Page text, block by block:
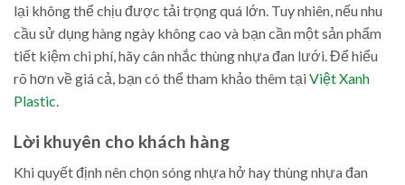
lại không thể chịu được tải trọng quá lớn. Tuy nhiên, nếu nhu
cầu sử dụng hàng ngày không cao và bạn cần một sản phẩm
tiết kiệm chi phí, hãy cân nhắc thùng nhựa đan lưới. Để hiểu
rõ hơn về giá cả, bạn có thể tham khảo thêm tạiViệt Xanh
Plastic
Lời khuyên cho khách hàng
Khi quyết định nên chọn sóng nhựa hở hay thùng nhựa đan